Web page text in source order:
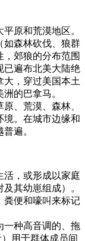
原和荒漠地区。
如森林砍伐、狼群
郊狼的分布范围
已遍布北美大陆绝
大，穿过美国本土
的巴拿马。
、荒漠、森林、
境。在城市边缘和
遍。
活，或形成以家庭
其幼崽组成）。
粪便和嚎叫来标记
一种高音调的、拖
用于群体成员间